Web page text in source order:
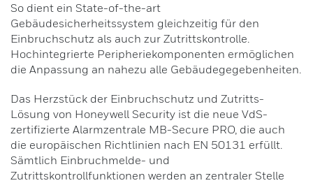
So dient ein State-of-the-art
Gebäudesicherheitssystem gleichzeitig für den
Einbruchschutz als auch zur Zutrittskontrolle.
Hochintegrierte Peripheriekomponenten ermöglichen
die Anpassung an nahezu alle Gebäudegegebenheiten.
Das Herzstück der Einbruchschutz und Zutritts-
Lösung von Honeywell Security ist die neue VdS-
zertifizierte Alarmzentrale MB-Secure PRO, die auch
die europäischen Richtlinien nach EN 50131 erfüllt.
Sämtlich Einbruchmelde- und
Zutrittskontrollfunktionen werden an zentraler Stelle
Stand-alone Lösungen
Zutritts-Controller
Drahtlose Türsysteme (ASSA ABLOY)
Elektrische Verriegelungen